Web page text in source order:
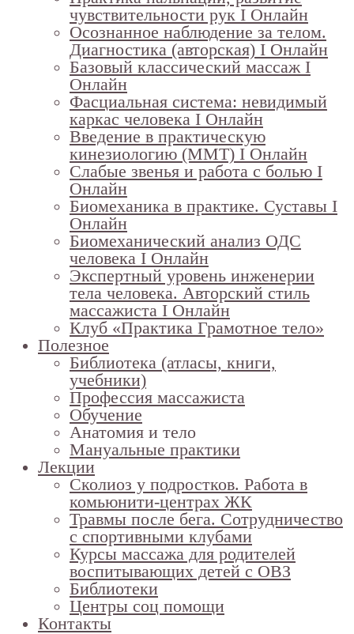
чувствительности рук I Онлайн
Осознанное наблюдение за телом.
Диагностика (авторская) I Онлайн
Базовый классический массаж I
Онлайн
Фасциальная система: невидимый
каркас человека I Онлайн
Введение в практическую
кинезиологию (ММТ) I Онлайн
Слабые звенья и работа с болью I
Онлайн
Биомеханика в практике. Суставы I
Онлайн
Биомеханический анализ ОДС
человека I Онлайн
Экспертный уровень инженерии
тела человека. Авторский стиль
массажиста I Онлайн
Клуб «Практика Грамотное тело»
Полезное
Библиотека (атласы, книги,
учебники)
Профессия массажиста
Обучение
Анатомия и тело
Мануальные практики
Лекции
Сколиоз у подростков. Работа в
комьюнити-центрах ЖК
Травмы после бега. Сотрудничество
с спортивными клубами
Курсы массажа для родителей
воспитывающих детей с ОВЗ
Библиотеки
Центры соц помощи
Контакты